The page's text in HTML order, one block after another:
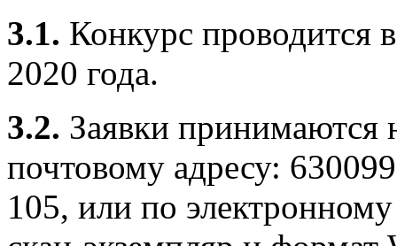
3.1. Конкурс проводится
2020 года.
3.2. Заявки принимаются
почтовому адресу:
105, или по